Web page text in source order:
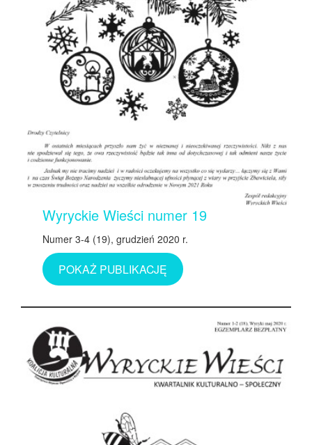
Wyryckie Wieści numer 19
Numer 3-4 (19), grudzień 2020 r.
POKAŻ PUBLIKACJĘ